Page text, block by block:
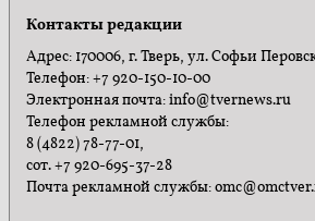
Контакты редакции
Адрес: 170006, г. Тверь, ул. Софьи
Телефон: +7 920-150-10-00
Электронная почта: info@tvernews.ru
Телефон рекламной службы:
8 (4822) 78-77-01,
сот. +7 920-695-37-28
Почта рекламной службы: